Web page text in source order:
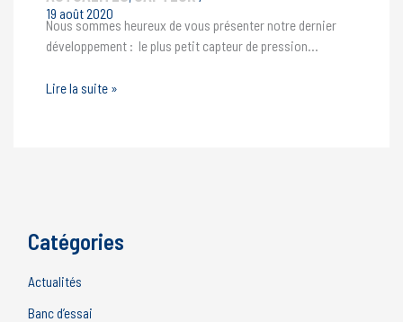
19 août 2020
Nous sommes heureux de vous présenter notre dernier
développement : le plus petit capteur de pression…
Nouveau
Lire la suite »
Catégories
Actualités
Banc d’essai